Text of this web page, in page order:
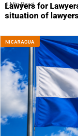
4 Min Read
Lawyers for
situation of
NICARAGUA